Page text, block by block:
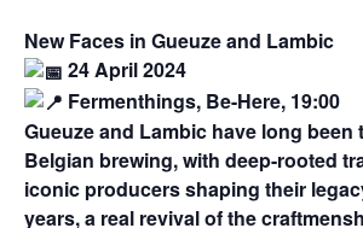
New Faces in Gueuze and Lambic
24 April 2024
Fermenthings, Be-Here, 19:00
Gueuze and Lambic have long been
Belgian brewing, with deep-rooted
iconic producers shaping their
years, a real revival of the